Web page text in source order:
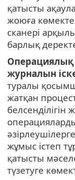
қатысты
жоюға
сканері
барлық
Операциялық
журналын
туралы
жатқан
белсенділігін
жұмыс істеп
қатысты
түзетуге